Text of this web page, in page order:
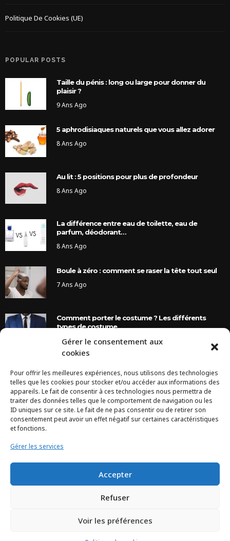
Gérer le consentement aux
cookies
Pour offrir les meilleures expériences, nous utilisons des technologies
telles que les cookies pour stocker et/ou accéder aux informations des
appareils. Le fait de consentir à ces technologies nous permettra de
traiter des données telles que le comportement de navigation ou les
ID uniques sur ce site. Le fait de ne pas consentir ou de retirer son
consentement peut avoir un effet négatif sur certaines caractéristiques
et fonctions.
Gérer les services
Accepter
Refuser
Voir les préférences
Politique De Cookies (UE)
POPULAR POSTS
Taille du pénis : long ou large pour donner du
plaisir ?
9 Ans Ago
5 aphrodisiaques naturels que vous allez adorer
8 Ans Ago
Au lit : 5 positions pour plus de profondeur
8 Ans Ago
La différence entre eau de toilette, eau de
parfum, déodorant…
8 Ans Ago
Boule à zéro : comment se raser la tête tout seul
7 Ans Ago
Comment porter le costume ? Les différents
types de costume
8 Ans Ago
INSTAGRAM
Configuration error or no pictures...